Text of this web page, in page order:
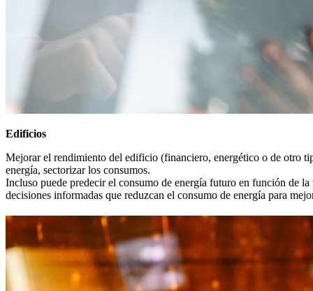
Edificios
Mejorar el rendimiento del edificio (financiero, energético o de otro
energía, sectorizar los consumos.
Incluso puede predecir el consumo de energía futuro en función de
decisiones informadas que reduzcan el consumo de energía para